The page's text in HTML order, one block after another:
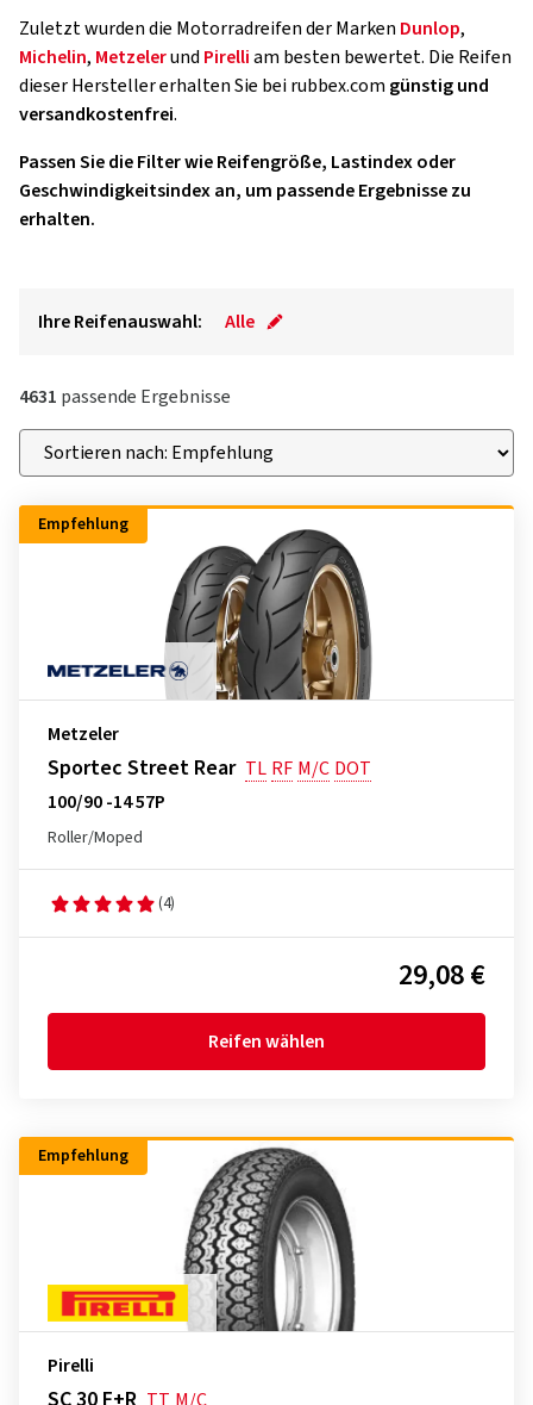
Zuletzt wurden die Motorradreifen der Marken Dunlop,
Michelin, Metzelerund Pirelliam besten bewertet. Die Reifen
dieser Hersteller erhalten Sie bei rubbex.com günstig und
versandkostenfrei.
Passen Sie die Filter wie Reifengröße, Lastindex oder
Geschwindigkeitsindex an, um passende Ergebnisse zu
erhalten.
Ihre Reifenauswahl: Alle
4631 passende Ergebnisse
Empfehlung
Metzeler
Sportec Street Rear TL RF M/C DOT
100/90 -14 57P
Roller/Moped
(4)
29,08 €
Reifen wählen
Empfehlung
Pirelli